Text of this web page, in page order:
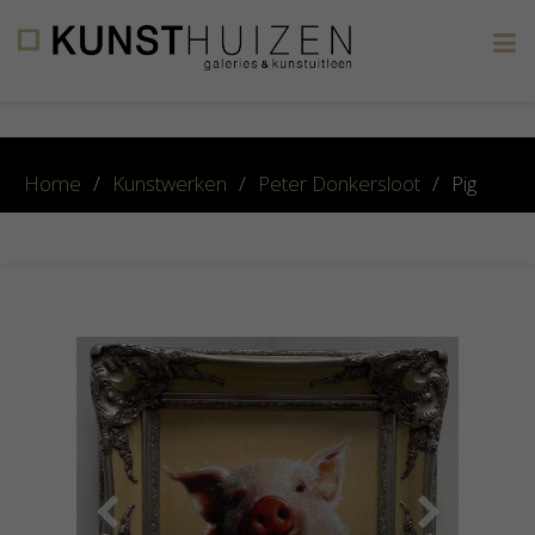
Home / Kunstwerken / Peter Donkersloot / Pig